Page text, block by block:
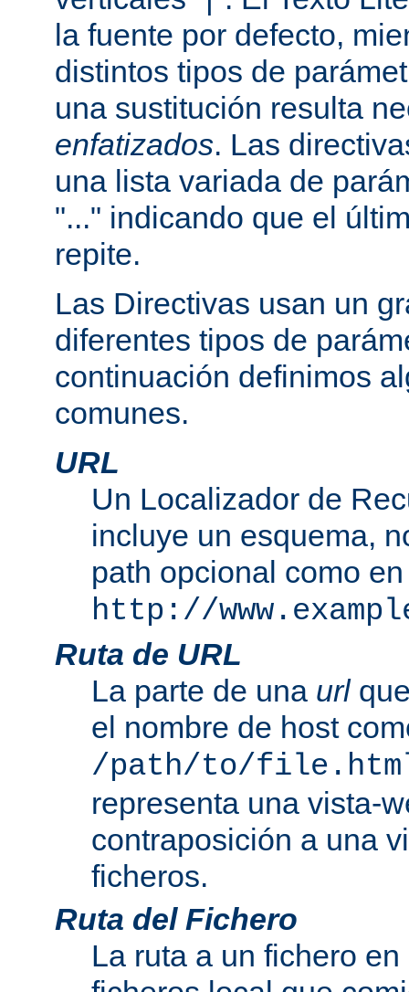
la fuente por defecto,
distintos tipos de
una sustitución resulta
enfatizados. Las
una lista variada de
"..." indicando que el
repite.
Las Directivas usan un
diferentes tipos de
continuación definimos
comunes.
URL
Un Localizador de
incluye un esquema,
path opcional como en
http://
Ruta de URL
La parte de una url
el nombre de host
/path/to/
representa una vista-
contraposición a una
ficheros.
Ruta del Fichero
La ruta a un fichero